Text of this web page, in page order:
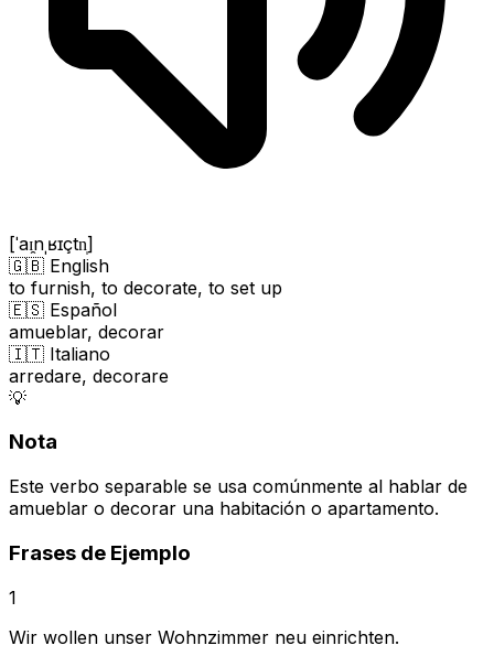
[ˈaɪ̯nˌʁɪçtn̩]
🇬🇧 English
to furnish, to decorate, to set up
🇪🇸 Español
amueblar, decorar
🇮🇹 Italiano
arredare, decorare
💡
Nota
Este verbo separable se usa comúnmente al hablar de
amueblar o decorar una habitación o apartamento.
Frases de Ejemplo
1
Wir wollen unser Wohnzimmer neu einrichten.